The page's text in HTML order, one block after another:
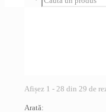
Afișez 1 - 28 din 29 de
Arată: